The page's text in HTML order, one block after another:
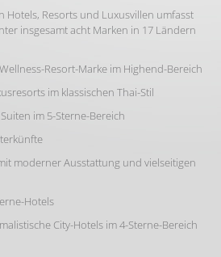
Hotels, Resorts und Luxusvillen umfasst
insgesamt acht Marken in 17 Ländern
Resort-Marke im Highend-Bereich
im klassischen Thai-Stil
im 5-Sterne-Bereich
moderner Ausstattung und vielseitigen
Hotels
City-Hotels im 4-Sterne-Bereich